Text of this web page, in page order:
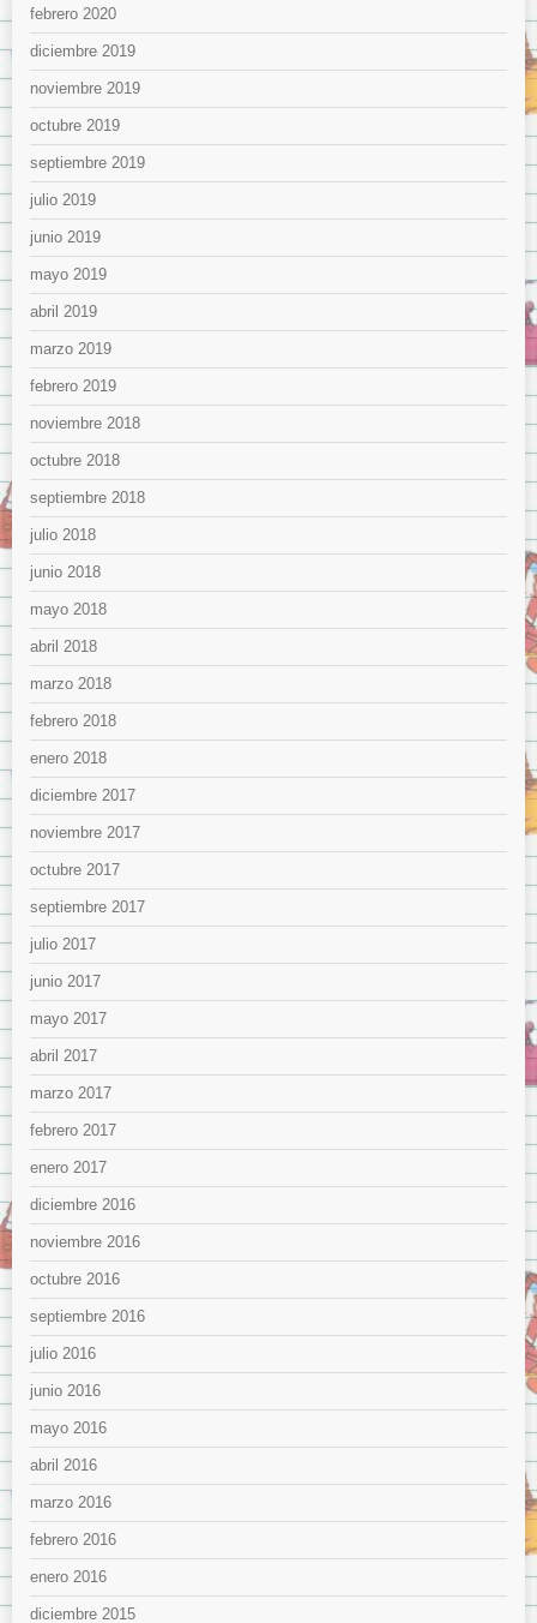
febrero 2020
diciembre 2019
noviembre 2019
octubre 2019
septiembre 2019
julio 2019
junio 2019
mayo 2019
abril 2019
marzo 2019
febrero 2019
noviembre 2018
octubre 2018
septiembre 2018
julio 2018
junio 2018
mayo 2018
abril 2018
marzo 2018
febrero 2018
enero 2018
diciembre 2017
noviembre 2017
octubre 2017
septiembre 2017
julio 2017
junio 2017
mayo 2017
abril 2017
marzo 2017
febrero 2017
enero 2017
diciembre 2016
noviembre 2016
octubre 2016
septiembre 2016
julio 2016
junio 2016
mayo 2016
abril 2016
marzo 2016
febrero 2016
enero 2016
diciembre 2015